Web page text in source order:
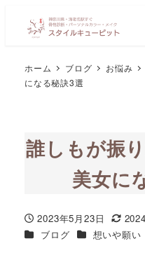
ホーム ブログ お悩み
になる秘訣3選
誰しもが振
美女に
投稿日
2023年5月23日
更新日
カテゴリー
ブログ カテゴリー
想いや願い